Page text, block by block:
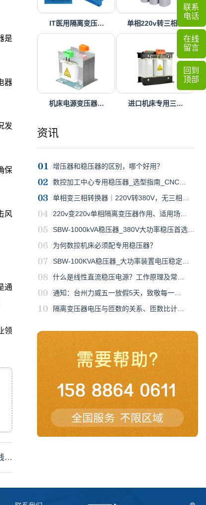
IT医用隔离变压… 单相220v转三相…
机床电源变压器… 进口机床专用三…
资讯
增压器和稳压器的区别，哪个好用？
数控加工中心专用稳压器_选型指南_CNC…
单相变三相转换器｜220V转380V，无三相…
220v变220v单相隔离变压器作用、适用场…
SBW-1000kVA稳压器_380V大功率稳压首选…
为何数控机床必须配专用稳压器？
SBW-100KVA稳压器_大功率装置电压稳定…
什么是线性直流稳压电源？工作原理及常…
通知：台州力威五一放假5天，致敬每一…
隔离变压器电压与匝数的关系、匝数比计…
是
器
发
保
风
通
领
…
联系
电话
在线
留言
回到
顶部